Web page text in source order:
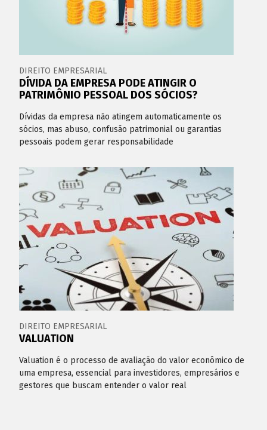
DIREITO EMPRESARIAL
DÍVIDA DA EMPRESA PODE ATINGIR O
PATRIMÔNIO PESSOAL DOS SÓCIOS?
Dívidas da empresa não atingem automaticamente os
sócios, mas abuso, confusão patrimonial ou garantias
pessoais podem gerar responsabilidade
DIREITO EMPRESARIAL
VALUATION
Valuation é o processo de avaliação do valor econômico de
uma empresa, essencial para investidores, empresários e
gestores que buscam entender o valor real